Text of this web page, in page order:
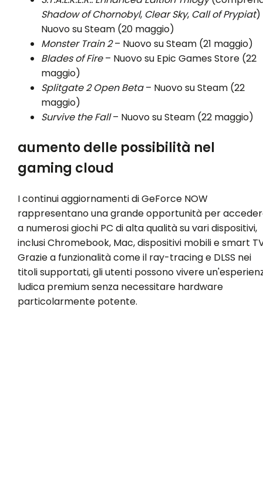
Shadow of Chornobyl, Clear Sky, Call of Prypiat)
Nuovo su Steam (20 maggio)
Monster Train 2– Nuovo su Steam (21 maggio)
Blades of Fire– Nuovo su Epic Games Store (22
maggio)
Splitgate 2 Open Beta– Nuovo su Steam (22
maggio)
Survive the Fall– Nuovo su Steam (22 maggio)
aumento delle possibilità nel
gaming cloud
I continui aggiornamenti di GeForce NOW
rappresentano una grande opportunità per
a numerosi giochi PC di alta qualità su vari dispositivi,
inclusi Chromebook, Mac, dispositivi mobili e smart
Grazie a funzionalità come il ray-tracing e DLSS nei
titoli supportati, gli utenti possono vivere
ludica premium senza necessitare hardware
particolarmente potente.